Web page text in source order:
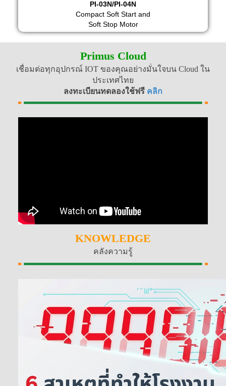
PI-03N/PI-04N
Compact Soft Start and
Soft Stop Motor
Primus Cloud
เชื่อมต่อทุกอุปกรณ์ IOT ของคุณอย่างมั่นใจบน Cloud ใน
ประเทศไทย
ลงทะเบียนทดลองใช้ฟรี คลิก
KNOWLEDGE
คลังความรู้